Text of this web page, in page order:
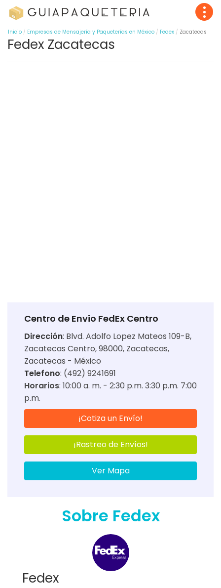
Inicio Empresas de Mensajería y Paqueterías en México Fedex Zacatecas
Fedex Zacatecas
Centro de Envio FedEx Centro
Dirección: Blvd. Adolfo Lopez Mateos 109-B,
Zacatecas Centro, 98000, Zacatecas,
Zacatecas - México
Telefono: (492) 9241691
Horarios: 10:00 a. m. - 2:30 p.m. 3:30 p.m. 7:00
p.m.
¡Cotiza un Envío!
¡Rastreo de Envíos!
Ver Mapa
Sobre Fedex
Fedex